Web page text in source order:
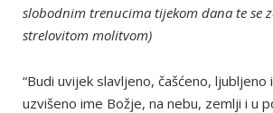
slobodnim trenucima tijekom dana te se
strelovitom molitvom)
“Budi uvijek slavljeno, čašćeno,
uzvišeno ime Božje, na nebu, zemlji i u